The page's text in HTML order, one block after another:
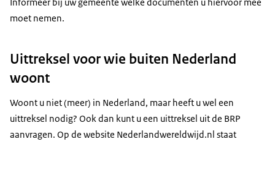
moet nemen.
Uittreksel voor wie buiten Nederland
woont
Woont u niet (meer) in Nederland, maar heeft u wel een
uittreksel nodig? Ook dan kunt u een uittreksel uit de BRP
aanvragen. Op de website Nederlandwereldwijd.nl staat